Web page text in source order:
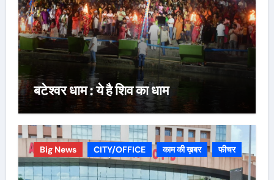
बटेश्वर धाम : ये है शिव का धाम
Big News CITY/OFFICE काम की ख़बर फीचर